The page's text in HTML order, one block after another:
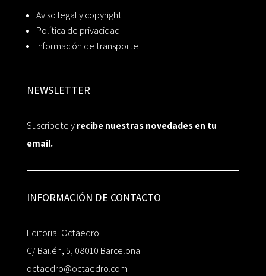
Aviso legal y copyright
Política de privacidad
Información de transporte
NEWSLETTER
Suscríbete yrecibe nuestras novedades en tu
email.
INFORMACIÓN DE CONTACTO
Editorial Octaedro
C/ Bailén, 5, 08010 Barcelona
octaedro@octaedro.com